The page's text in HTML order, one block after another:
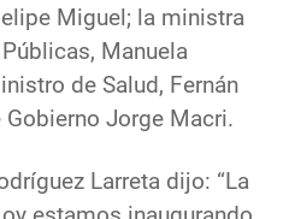
Miguel; la ministra
Manuela
de Salud, Fernán
Jorge Macri.
Larreta dijo: “La